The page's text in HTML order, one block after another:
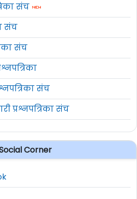
संच
संच
संच
संच
प्रश्नपत्रिका संच
Corner